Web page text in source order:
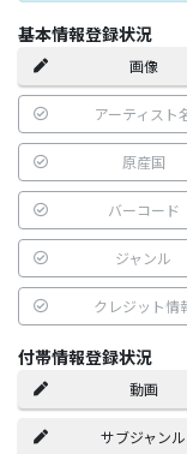
基本情報登録状況
画像
アーティスト
原産国
バーコード
ジャンル
クレジット情
付帯情報登録状況
動画
サブジャンル